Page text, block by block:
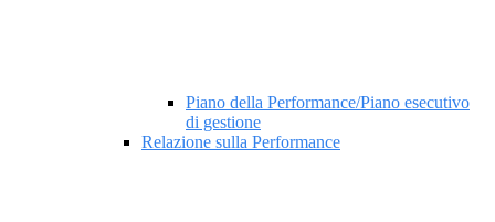
Piano della Performance/Piano esecutivo
di gestione
Relazione sulla Performance